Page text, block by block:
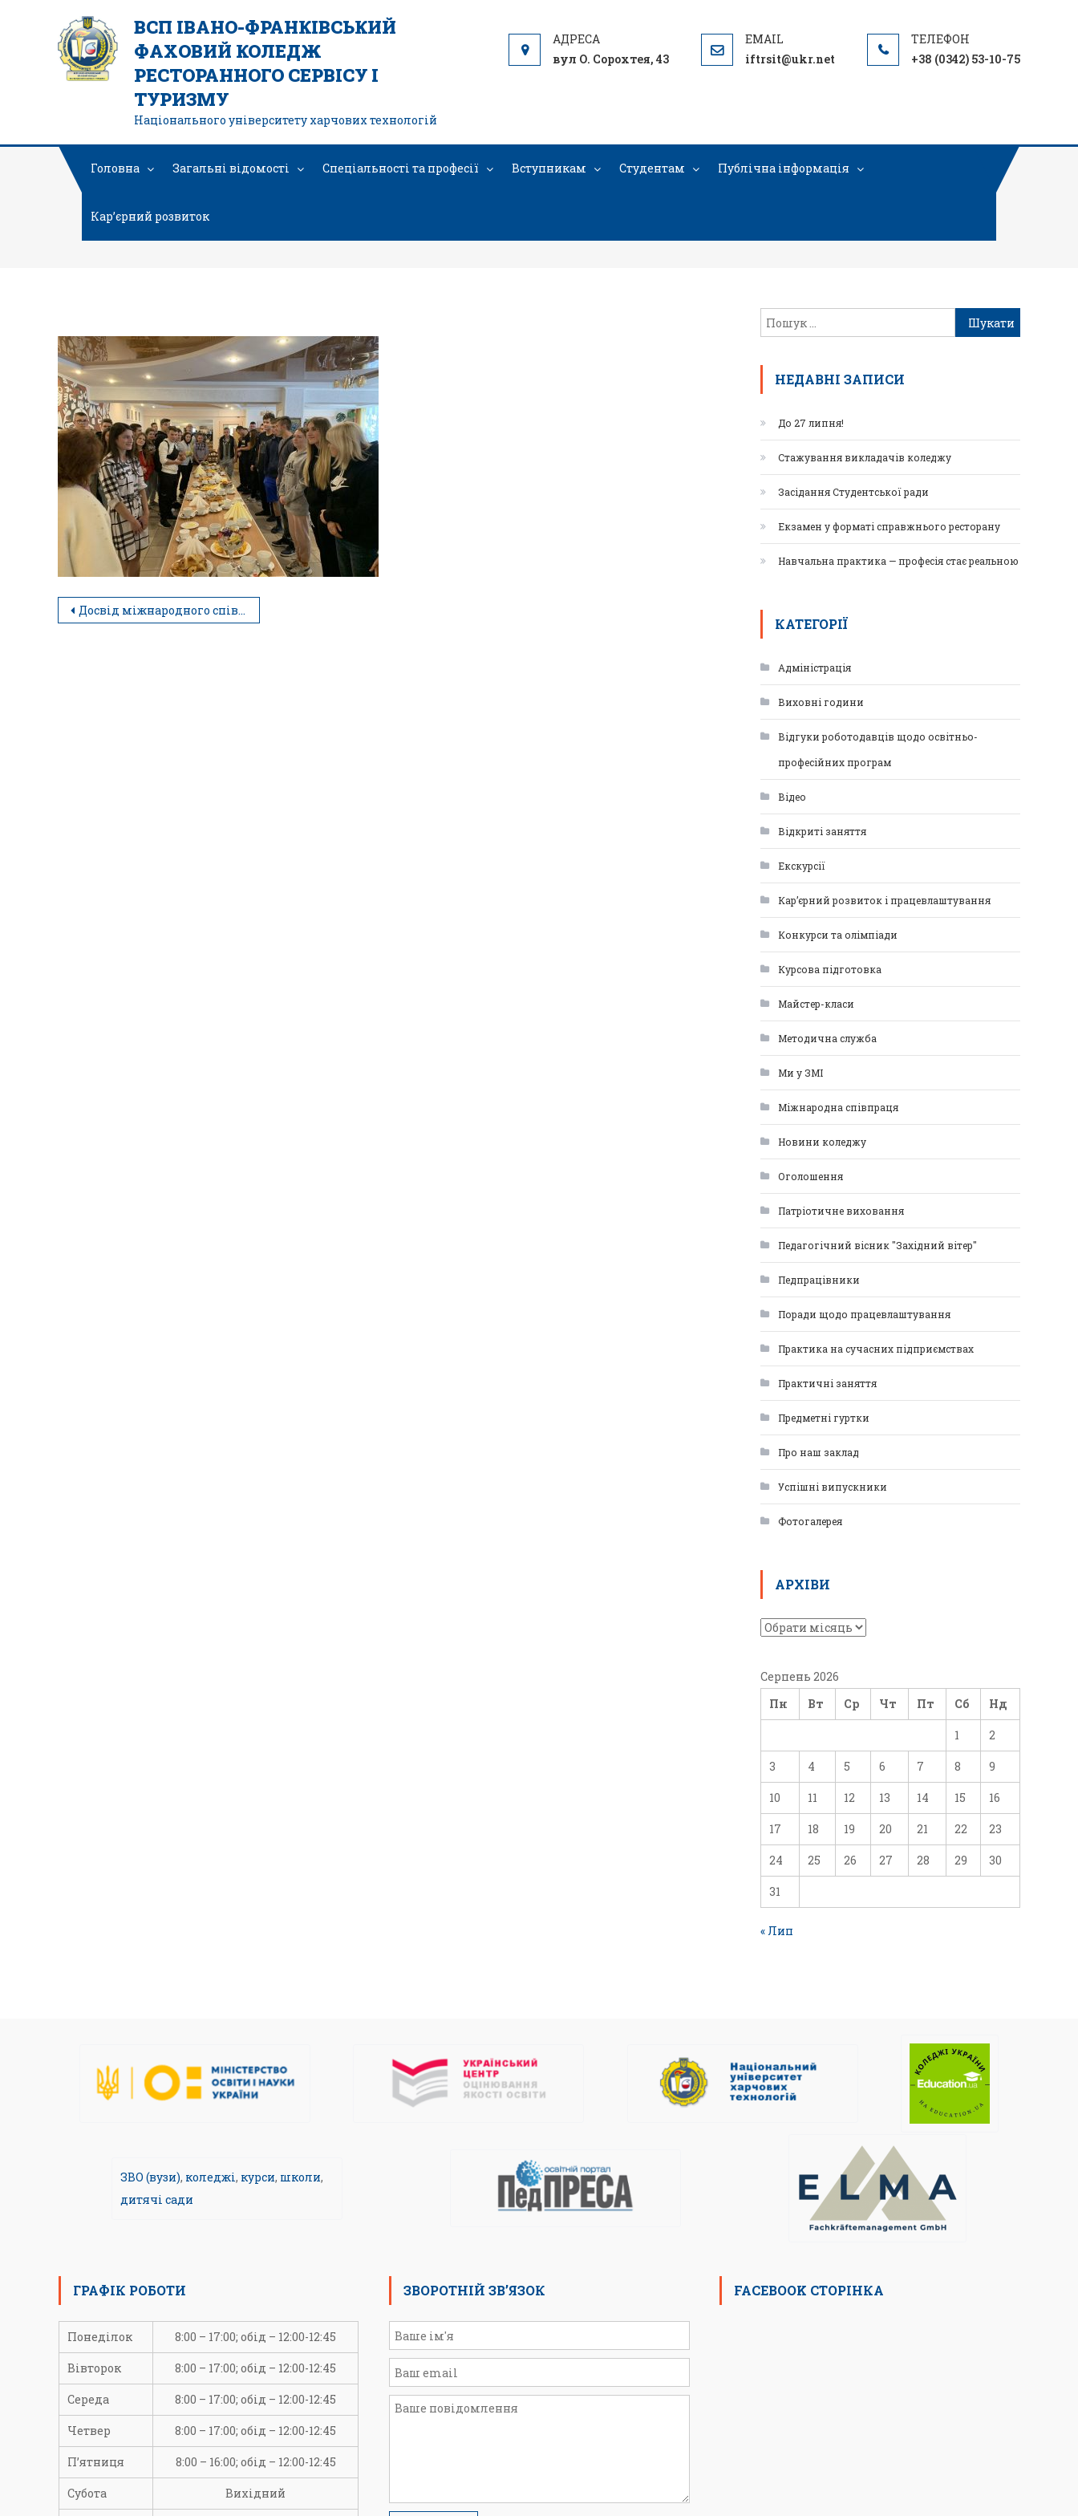
ВСП ІВАНО-ФРАНКІВСЬКИЙ
ФАХОВИЙ КОЛЕДЖ
РЕСТОРАННОГО СЕРВІСУ І
ТУРИЗМУ
Національного університету харчових технологій
вул О. Сорохтея, 43 iftrsit@ukr.net +38 (0342) 53-10-75
Головна Загальні відомості Спеціальності та професії Вступникам Студентам Публічна інформація
Кар’єрний розвиток
Досвід міжнародного співробітництва
НЕДАВНІ ЗАПИСИ
До 27 липня!
Стажування викладачів коледжу
Засідання Студентської ради
Екзамен у форматі справжнього ресторану
Навчальна практика — професія стає реальною
КАТЕГОРІЇ
Адміністрація
Виховні години
Відгуки роботодавців щодо освітньо-
професійних програм
Відео
Відкриті заняття
Екскурсії
Кар’єрний розвиток і працевлаштування
Конкурси та олімпіади
Курсова підготовка
Майстер-класи
Методична служба
Ми у ЗМІ
Міжнародна співпраця
Новини коледжу
Оголошення
Патріотичне виховання
Педагогічний вісник "Західний вітер"
Педпрацівники
Поради щодо працевлаштування
Практика на сучасних підприємствах
Практичні заняття
Предметні гуртки
Про наш заклад
Успішні випускники
Фотогалерея
АРХІВИ
Серпень 2026
Пн
Вт Ср Чт Пт Сб Нд
1 2
3 4 5 6 7 8 9
10 11 12 13 14 15 16
17 18 19 20 21 22 23
24 25 26 27 28 29 30
31
« Лип
ЗВО (вузи), коледжі, курси, школи,
дитячі сади
ГРАФІК РОБОТИ
Понеділок 8:00 – 17:00; обід – 12:00-12:45
Вівторок 8:00 – 17:00; обід – 12:00-12:45
Середа 8:00 – 17:00; обід – 12:00-12:45
Четвер 8:00 – 17:00; обід – 12:00-12:45
П’ятниця 8:00 – 16:00; обід – 12:00-12:45
Субота Вихідний
ЗВОРОТНІЙ ЗВ’ЯЗОК FACEBOOK СТОРІНКА